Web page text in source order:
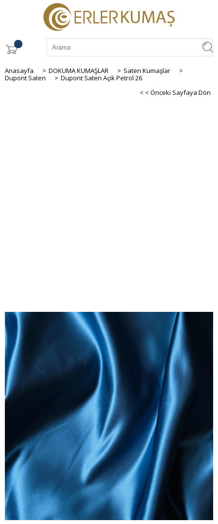
Anasayfa > DOKUMA KUMAŞLAR > Saten Kumaşlar
>
Dupont Saten
> Dupont Saten Açık Petrol 26
< < Önceki Sayfaya Dön